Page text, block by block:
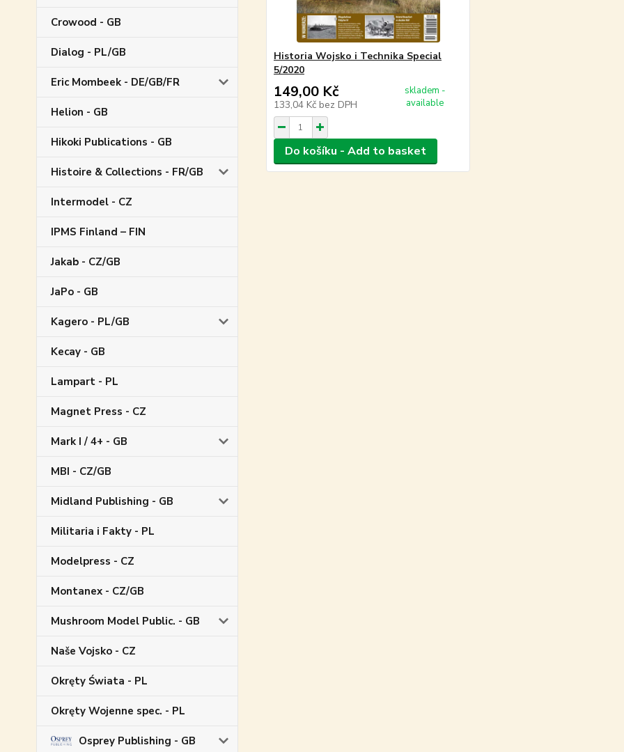
Crowood - GB
Dialog - PL/GB
Eric Mombeek - DE/GB/FR
Helion - GB
Hikoki Publications - GB
Histoire & Collections - FR/GB
Intermodel - CZ
IPMS Finland – FIN
Jakab - CZ/GB
JaPo - GB
Kagero - PL/GB
Kecay - GB
Lampart - PL
Magnet Press - CZ
Mark I / 4+ - GB
MBI - CZ/GB
Midland Publishing - GB
Militaria i Fakty - PL
Modelpress - CZ
Montanex - CZ/GB
Mushroom Model Public. - GB
Naše Vojsko - CZ
Okręty Świata - PL
Okręty Wojenne spec. - PL
Osprey Publishing - GB
Historia Wojsko i Technika Special
5/2020
149,00 Kč
133,04 Kč bez DPH
skladem -
available
Do košíku - Add to basket